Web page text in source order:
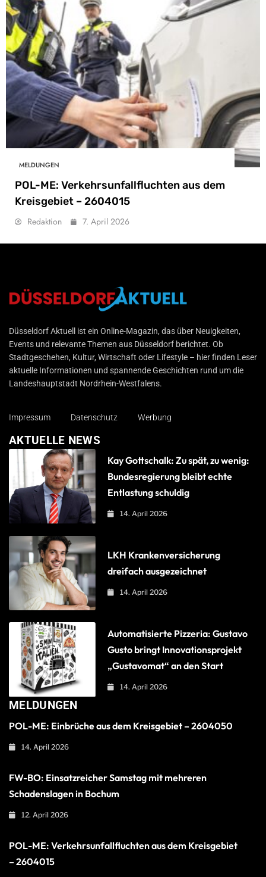
MELDUNGEN
POL-ME: Verkehrsunfallfluchten aus dem
Kreisgebiet – 2604015
Redaktion 7. April 2026
Düsseldorf Aktuell
Düsseldorf Aktuell ist ein Online-Magazin, das über Neuigkeiten,
Events und relevante Themen aus Düsseldorf berichtet. Ob
Stadtgeschehen, Kultur, Wirtschaft oder Lifestyle – hier finden Leser
aktuelle Informationen und spannende Geschichten rund um die
Landeshauptstadt Nordrhein-Westfalens.
Impressum Datenschutz Werbung
AKTUELLE NEWS
Kay Gottschalk: Zu spät, zu wenig:
Bundesregierung bleibt echte
Entlastung schuldig
14. April 2026
LKH Krankenversicherung
dreifach ausgezeichnet
14. April 2026
Automatisierte Pizzeria: Gustavo
Gusto bringt Innovationsprojekt
„Gustavomat“ an den Start
14. April 2026
MELDUNGEN
POL-ME: Einbrüche aus dem Kreisgebiet – 2604050
14. April 2026
FW-BO: Einsatzreicher Samstag mit mehreren
Schadenslagen in Bochum
12. April 2026
POL-ME: Verkehrsunfallfluchten aus dem Kreisgebiet
– 2604015